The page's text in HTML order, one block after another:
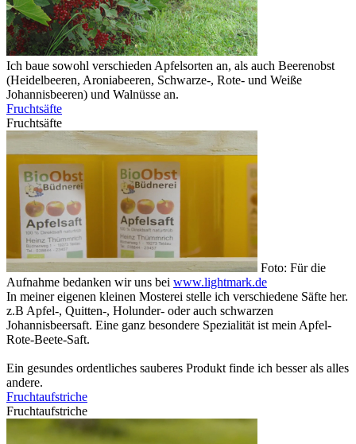
Ich baue sowohl verschieden Apfelsorten an, als auch Beerenobst
(Heidelbeeren, Aroniabeeren, Schwarze-, Rote- und Weiße
Johannisbeeren) und Walnüsse an.
Fruchtsäfte
Fruchtsäfte
Foto: Für die
Aufnahme bedanken wir uns bei www.lightmark.de
In meiner eigenen kleinen Mosterei stelle ich verschiedene Säfte her.
z.B Apfel-, Quitten-, Holunder- oder auch schwarzen
Johannisbeersaft. Eine ganz besondere Spezialität ist mein Apfel-
Rote-Beete-Saft.
Ein gesundes ordentliches sauberes Produkt finde ich besser als alles
andere.
Fruchtaufstriche
Fruchtaufstriche